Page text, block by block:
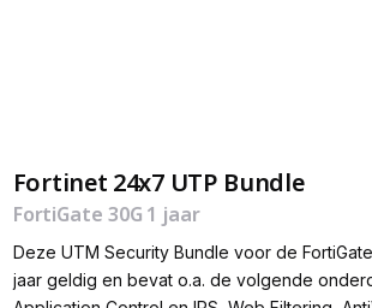
Fortinet 24x7 UTP Bundle
FortiGate 30G 1 jaar
Deze UTM Security Bundle voor de
jaar geldig en bevat o.a. de volgende